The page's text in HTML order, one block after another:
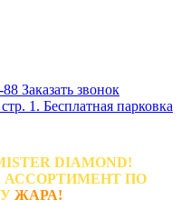
88 Заказать звонок
1. Бесплатная парковка
DIAMOND!
АССОРТИМЕНТ ПО
ЖАРА!